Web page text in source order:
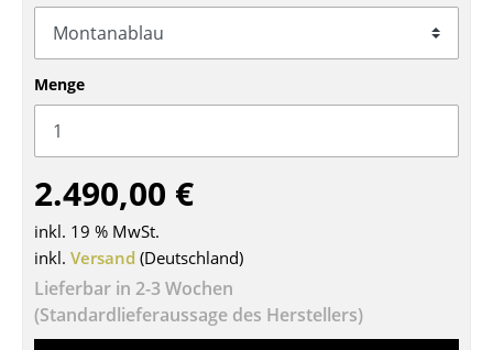
Bürosessel
Einzelteile
... alle Sitzmöbel
Tische
Esstische
Beistelltische
Couchtische
Schreibtische
Menge
2.490,00 €
inkl. 19 % MwSt.
inkl. Versand (Deutschland)
Lieferbar in 2-3 Wochen
(Standardlieferaussage des Herstellers)